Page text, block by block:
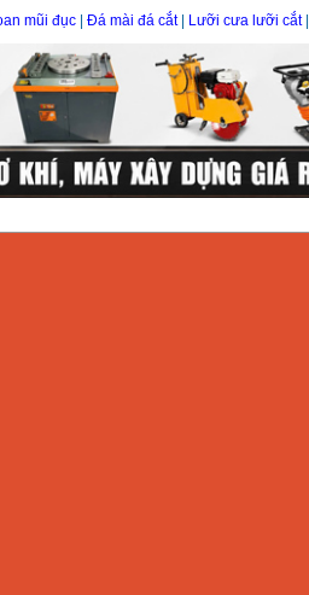
mũi đục Đá mài đá cắt| Lưỡi cưa lưỡi cắt